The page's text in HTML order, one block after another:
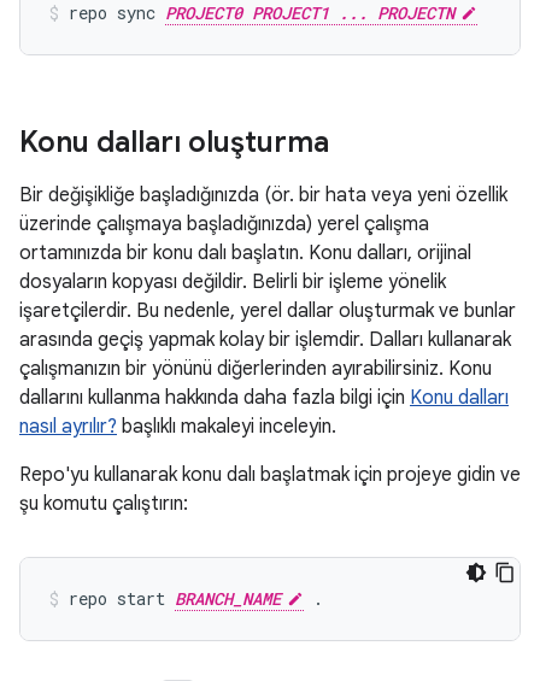
repo sync PROJECT0 PROJECT1 ... PROJECTN
Konu dalları oluşturma
Bir değişikliğe başladığınızda (ör. bir hata veya yeni özellik
üzerinde çalışmaya başladığınızda) yerel çalışma
ortamınızda bir konu dalı başlatın. Konu dalları, orijinal
dosyaların kopyası değildir. Belirli bir işleme yönelik
işaretçilerdir. Bu nedenle, yerel dallar oluşturmak ve bunlar
arasında geçiş yapmak kolay bir işlemdir. Dalları kullanarak
çalışmanızın bir yönünü diğerlerinden ayırabilirsiniz. Konu
dallarını kullanma hakkında daha fazla bilgi için Konu dalları
nasıl ayrılır? başlıklı makaleyi inceleyin.
Repo'yu kullanarak konu dalı başlatmak için projeye gidin ve
şu komutu çalıştırın:
repo start BRANCH_NAME